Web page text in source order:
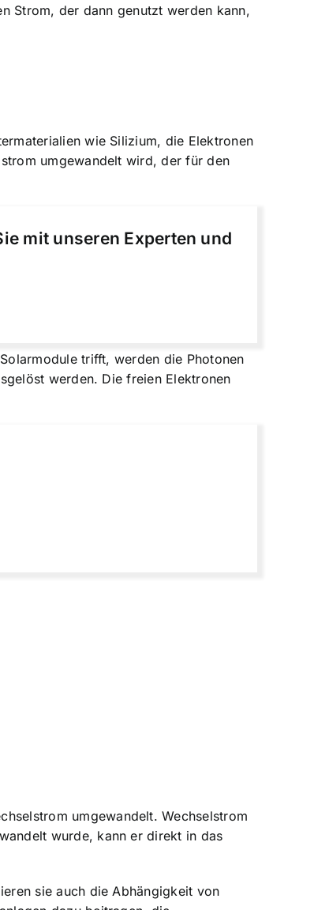
Strom, der dann genutzt werden kann,
wie Silizium, die Elektronen
umgewandelt wird, der für den
mit unseren Experten und
trifft, werden die Photonen
werden. Die freien Elektronen
umgewandelt. Wechselstrom
wurde, kann er direkt in das
sie auch die Abhängigkeit von